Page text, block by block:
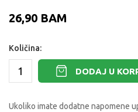
26,90 BAM
Količina:
DODAJ U
Ukoliko imate dodatne napomene